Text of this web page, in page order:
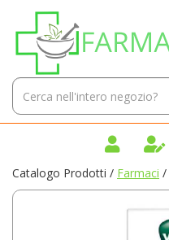
contenuto
principale
Farmacia
Carlo
Alberto
Cerca
Prodotto
Catalogo Prodotti / Farmaci /